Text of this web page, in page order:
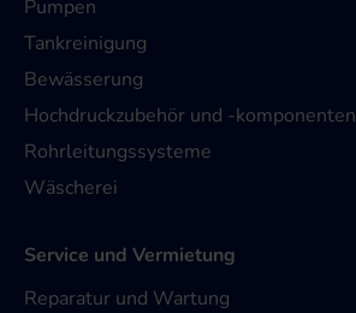
Pumpen
Tankreinigung
Bewässerung
Hochdruckzubehör und -komponenten
Rohrleitungssysteme
Wäscherei
Service und Vermietung
Reparatur und Wartung